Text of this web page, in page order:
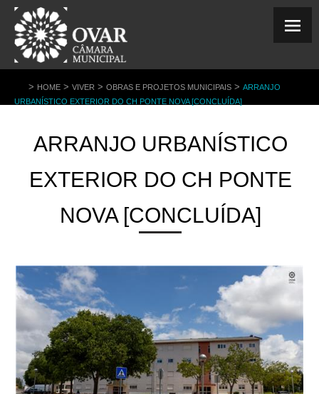
> HOME > VIVER > OBRAS E PROJETOS MUNICIPAIS > ARRANJO
URBANÍSTICO EXTERIOR DO CH PONTE NOVA [CONCLUÍDA]
ARRANJO URBANÍSTICO
EXTERIOR DO CH PONTE
NOVA [CONCLUÍDA]